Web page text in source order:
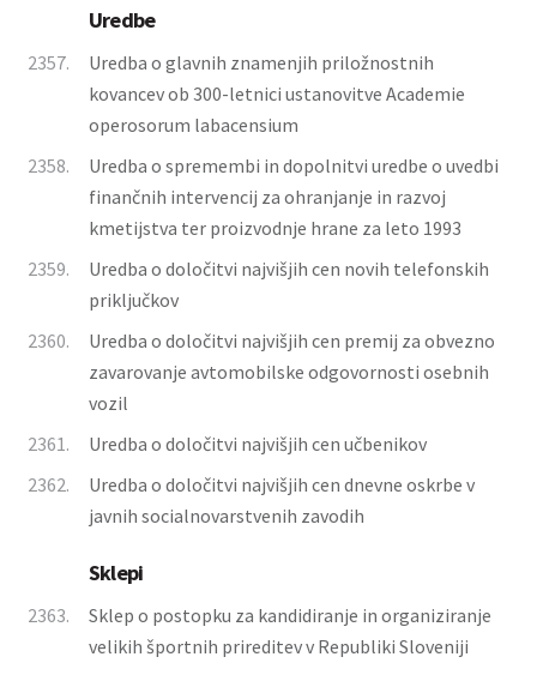
Uredbe
2357.
Uredba o glavnih znamenjih priložnostnih
kovancev ob 300-letnici ustanovitve Academie
operosorum labacensium
2358.
Uredba o spremembi in dopolnitvi uredbe o uvedbi
finančnih intervencij za ohranjanje in razvoj
kmetijstva ter proizvodnje hrane za leto 1993
2359.
Uredba o določitvi najvišjih cen novih telefonskih
priključkov
2360.
Uredba o določitvi najvišjih cen premij za obvezno
zavarovanje avtomobilske odgovornosti osebnih
vozil
2361.
Uredba o določitvi najvišjih cen učbenikov
2362.
Uredba o določitvi najvišjih cen dnevne oskrbe v
javnih socialnovarstvenih zavodih
Sklepi
2363.
Sklep o postopku za kandidiranje in organiziranje
velikih športnih prireditev v Republiki Sloveniji